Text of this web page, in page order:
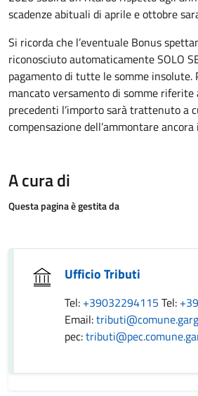
scadenze abituali di aprile e ottobre
Si ricorda che l’eventuale Bonus
riconosciuto automaticamente SOLO
pagamento di tutte le somme insolute.
mancato versamento di somme
precedenti l’importo sarà trattenuto a
compensazione dell’ammontare
A cura di
Questa pagina è gestita da
Ufficio Tributi
Tel: +39032294115 Tel:
Email:
pec: